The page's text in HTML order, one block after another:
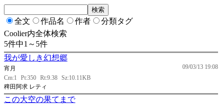
全文 作品名 作者
分類タグ
Coolier内全体検索
5件中1～5件
我が愛しき幻想郷
09/03/13 19:08
宵月
Cm:1
Pt:350 Rt:9.38 Sz:10.11KB
稗田阿求 レティ
この大空の果てまで